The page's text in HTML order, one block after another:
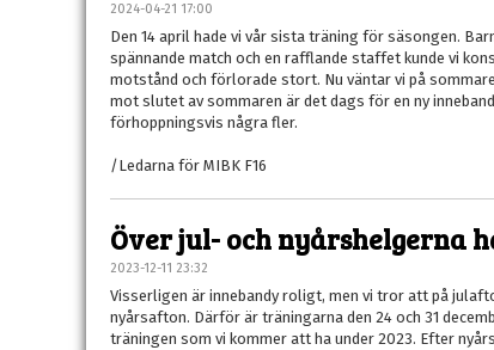
2024-04-21 17:00
Den 14 april hade vi vår sista träning för säsongen.
spännande match och en rafflande staffet kunde vi
motstånd och förlorade stort. Nu väntar vi på
mot slutet av sommaren är det dags för en ny
förhoppningsvis några fler.
/Ledarna för MIBK F16
Över jul- och nyårshelgerna
2023-12-11 23:32
Visserligen är innebandy roligt, men vi tror att på
nyårsafton. Därför är träningarna den 24 och 31
träningen som vi kommer att ha under 2023. Efter